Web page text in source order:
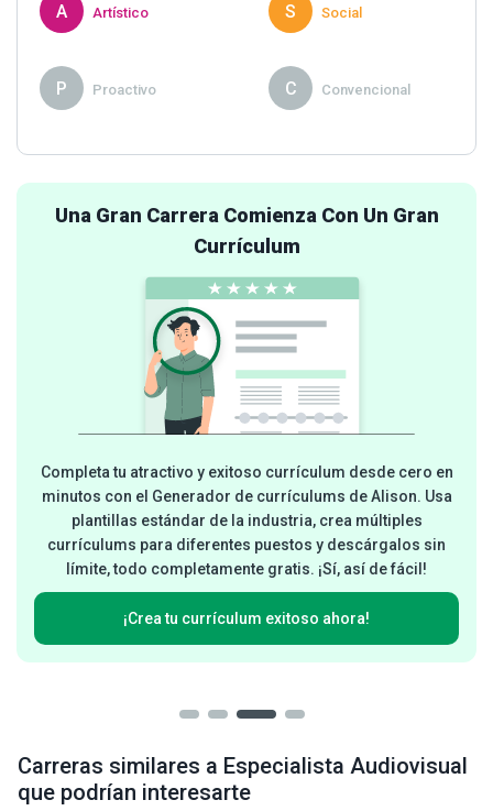
A Artístico S Social
P Proactivo C Convencional
Una Gran Carrera Comienza Con Un Gran
Currículum
Completa tu atractivo y exitoso currículum desde cero en
minutos con el Generador de currículums de Alison. Usa
plantillas estándar de la industria, crea múltiples
currículums para diferentes puestos y descárgalos sin
límite, todo completamente gratis. ¡Sí, así de fácil!
¡Crea tu currículum exitoso ahora!
Carreras similares a Especialista Audiovisual
que podrían interesarte